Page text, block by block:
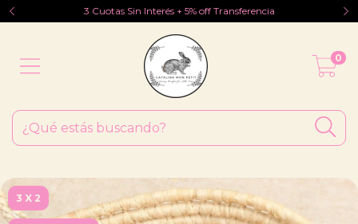
3 Cuotas Sin Interés + 5% off Transferencia
0
3 X 2